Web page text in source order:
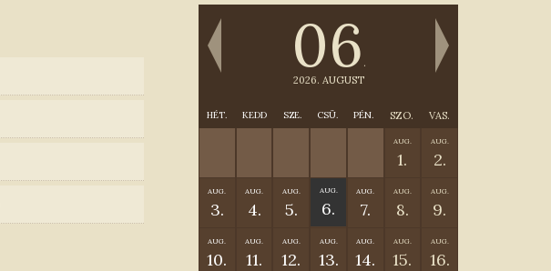
06 .
2026. AUGUST
HÉT. KEDD SZE. CSÜ. PÉN. SZO. VAS.
AUG.
1.
AUG.
2.
AUG.
3.
AUG.
4.
AUG.
5.
AUG.
6.
AUG.
7.
AUG.
8.
AUG.
9.
AUG.
10.
AUG.
11.
AUG.
12.
AUG.
13.
AUG.
14.
AUG.
15.
AUG.
16.